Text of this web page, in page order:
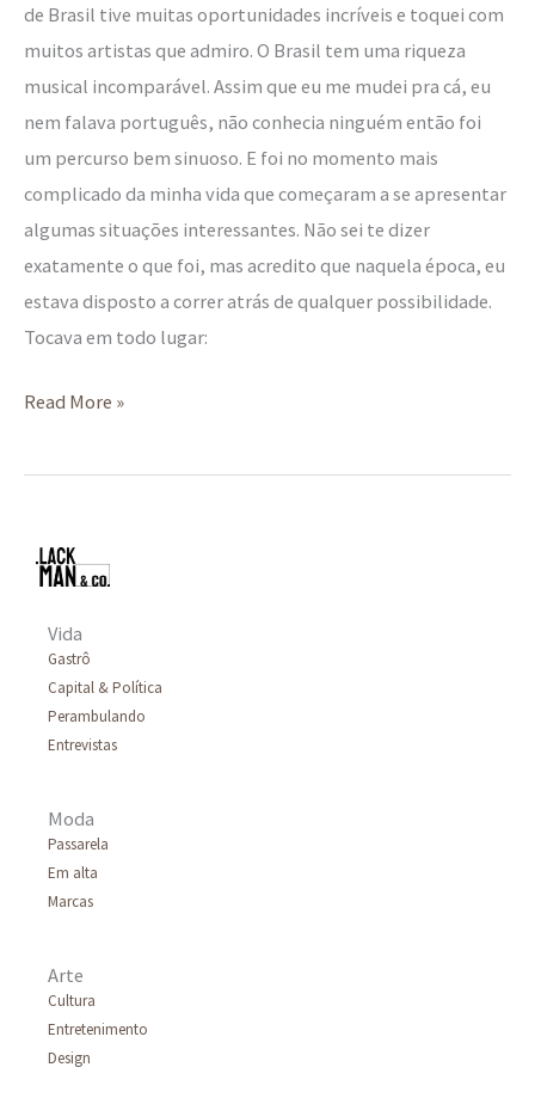
de Brasil tive muitas oportunidades incríveis e toquei com
muitos artistas que admiro. O Brasil tem uma riqueza
musical incomparável. Assim que eu me mudei pra cá, eu
nem falava português, não conhecia ninguém então foi
um percurso bem sinuoso. E foi no momento mais
complicado da minha vida que começaram a se apresentar
algumas situações interessantes. Não sei te dizer
exatamente o que foi, mas acredito que naquela época, eu
estava disposto a correr atrás de qualquer possibilidade.
Tocava em todo lugar:
Read More »
Vida
Gastrô
Capital & Política
Perambulando
Entrevistas
Moda
Passarela
Em alta
Marcas
Arte
Cultura
Entretenimento
Design